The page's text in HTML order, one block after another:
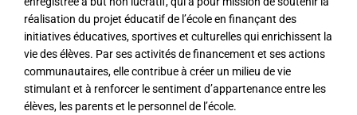
réalisation du projet éducatif de l’école en finançant des
initiatives éducatives, sportives et culturelles qui enrichissent la
vie des élèves. Par ses activités de financement et ses actions
communautaires, elle contribue à créer un milieu de vie
stimulant et à renforcer le sentiment d’appartenance entre les
élèves, les parents et le personnel de l’école.